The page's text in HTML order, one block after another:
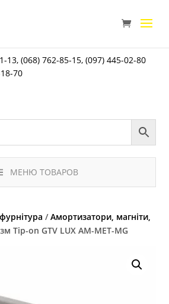
13,(068) 762-85-15,(097) 445-02-80
70
МЕНЮ ТОВАРОВ
/Амортизатори, магніти,
Tip-on GTV LUX AM-MET-MG